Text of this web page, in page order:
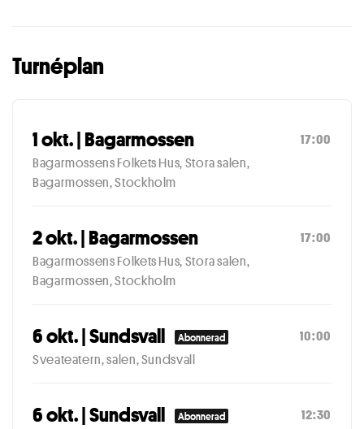
Turnéplan
1 okt. | Bagarmossen
Bagarmossens Folkets Hus, Stora salen,
Bagarmossen, Stockholm
17:00
2 okt. | Bagarmossen
Bagarmossens Folkets Hus, Stora salen,
Bagarmossen, Stockholm
17:00
6 okt. | Sundsvall Abonnerad
Sveateatern, salen, Sundsvall
10:00
6 okt. | Sundsvall Abonnerad 12:30